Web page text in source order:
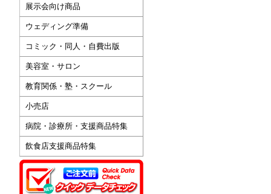
展示会向け商品
ウェディング準備
コミック・同人・自費出版
美容室・サロン
教育関係・塾・スクール
小売店
病院・診療所・支援商品特集
飲食店支援商品特集